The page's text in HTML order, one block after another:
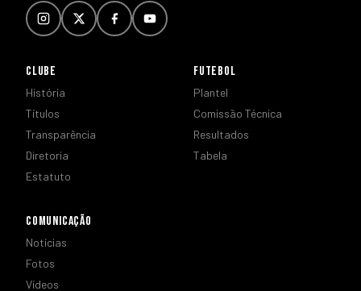
CLUBE
História
Títulos
Transparência
Diretoria
Estatuto
FUTEBOL
Plantel
Comissão Técnica
Resultados
Tabela
COMUNICAÇÃO
Notícias
Fotos
Vídeos